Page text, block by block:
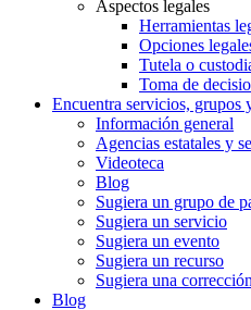
Aspectos legales
Herramientas
Opciones
Tutela o
Toma de
Encuentra servicios, grupos
Información general
Agencias estatales y
Videoteca
Blog
Sugiera un grupo de
Sugiera un servicio
Sugiera un evento
Sugiera un recurso
Sugiera una corrección
Blog